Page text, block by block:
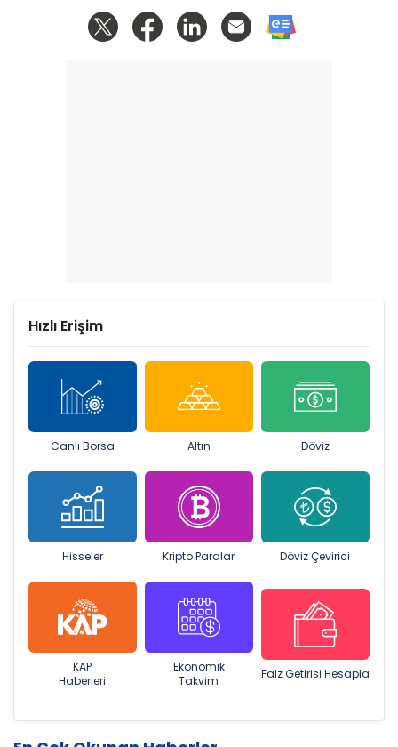
Hızlı Erişim
Canlı Borsa Altın Döviz
Hisseler Kripto Paralar Döviz Çevirici
KAP
Haberleri
Ekonomik
Takvim
Faiz Getirisi Hesapla